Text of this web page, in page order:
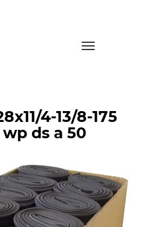
Toggle
4-13/8-175
ds a 50